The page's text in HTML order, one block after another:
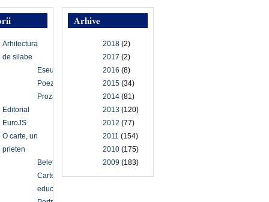
Arhive
2018 (2)
2017 (2)
2016 (8)
2015 (34)
2014 (81)
2013 (120)
2012 (77)
2011 (154)
2010 (175)
2009 (183)
Arhitectura
de silabe
Eseu
Poezie
Proză
Editorial
EuroJS
O carte, un
prieten
Beletristică
Carte
educațională